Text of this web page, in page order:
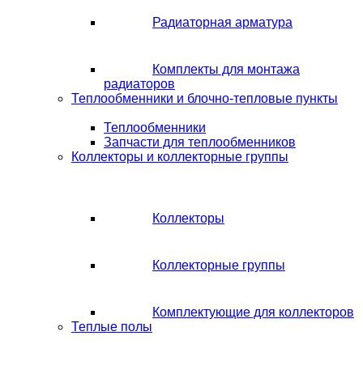
Радиаторная арматура
Комплекты для монтажа
радиаторов
Теплообменники и блочно-тепловые пункты
Теплообменники
Запчасти для теплообменников
Коллекторы и коллекторные группы
Коллекторы
Коллекторные группы
Комплектующие для коллекторов
Теплые полы